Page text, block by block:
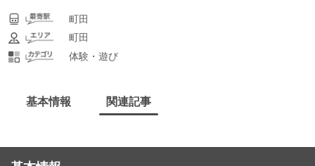
町田
町田
体験・遊び
基本情報 関連記事